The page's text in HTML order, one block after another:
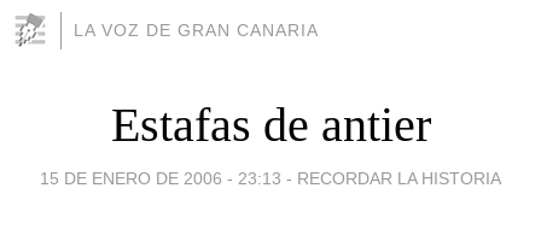
LA VOZ DE GRAN CANARIA
Estafas de antier
15 DE ENERO DE 2006 - 23:13 - RECORDAR LA HISTORIA